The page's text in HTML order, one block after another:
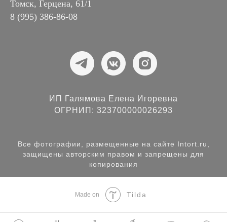
Томск, Герцена, 61/1
8 (995) 386-86-08
ИП Галямова Елена Игоревна
ОГРНИП: 323700000026293
Все фотографии, размещенные на сайте Intort.ru,
защищены авторским правом и запрещены для
копирования
Made on Tilda